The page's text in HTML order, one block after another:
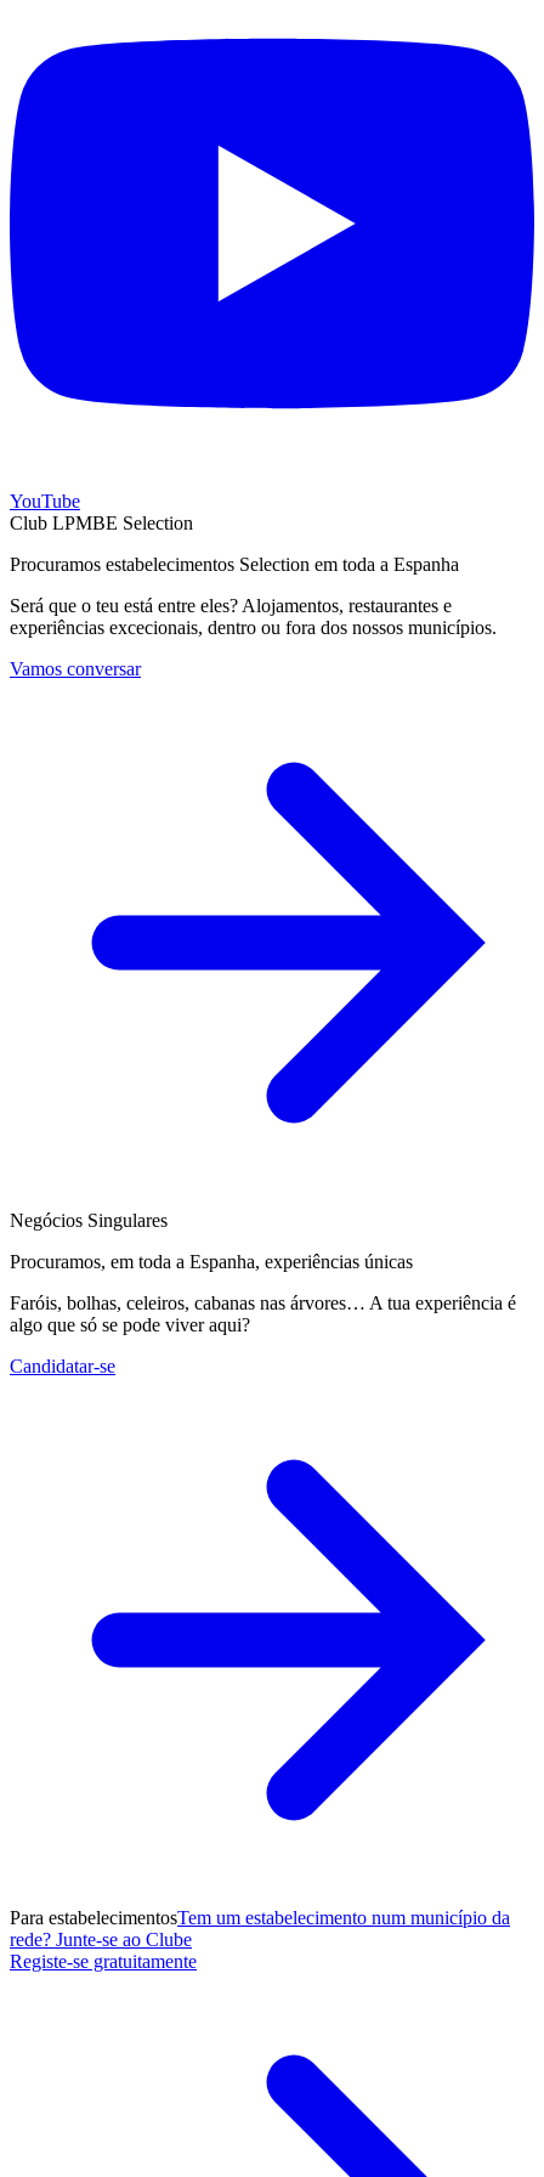
YouTube
Club LPMBE Selection
Procuramos estabelecimentos Selection em toda a Espanha
Será que o teu está entre eles? Alojamentos, restaurantes e
experiências excecionais, dentro ou fora dos nossos municípios.
Vamos conversar
Negócios Singulares
Procuramos, em toda a Espanha, experiências únicas
Faróis, bolhas, celeiros, cabanas nas árvores… A tua experiência é
algo que só se pode viver aqui?
Candidatar-se
Para estabelecimentosTem um estabelecimento num município da
rede? Junte-se ao Clube
Registe-se gratuitamente